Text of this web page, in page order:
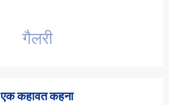
गैलरी
एक कहावत कहना